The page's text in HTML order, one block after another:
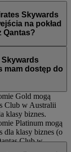
Qantas Club
dostęp do:
(o ile jest
trasach, na
Skywards
na pokład
Qantas?
Platinum i
Skywards
mam dostęp do
Gold mogą
Club w Australii
klasy biznes.
Platinum mogą
dla klasy biznes (o
Club w
dla klasy